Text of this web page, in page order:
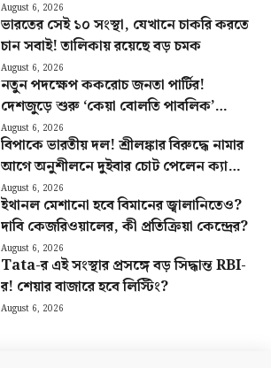
August 6, 2026
ভারতের সেই ১০ সংস্থা, যেখানে চাকরি করতে
চান সবাই! তালিকায় রয়েছে বড় চমক
August 6, 2026
নতুন পদক্ষেপ ককরোচ জনতা পার্টির!
দেশজুড়ে শুরু ‘কেয়া বোলতি পাবলিক’
কর্মসূচি, ঘোষণা অভিজিতের
August 6, 2026
বিপাকে ভারতীয় দল! শ্রীলঙ্কার বিরুদ্ধে নামার
আগে অনুশীলনে দুইবার চোট পেলেন ক্যাপ্টেন
শুভমান গিল
August 6, 2026
ইথানল মেশানো হবে বিমানের জ্বালানিতেও?
দাবি কেজরিওয়ালের, কী প্রতিক্রিয়া কেন্দ্রের?
August 6, 2026
Tata-র এই সংস্থার প্রসঙ্গে বড় সিদ্ধান্ত RBI-
র! শেয়ার বাজারে হবে লিস্টিং?
August 6, 2026